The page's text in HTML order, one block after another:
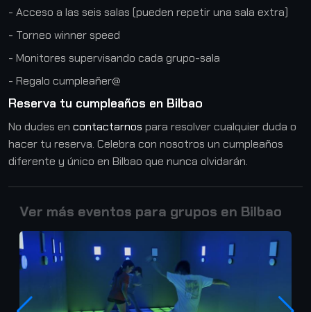
- Acceso a las seis salas (pueden repetir una sala extra)
- Torneo winner speed
- Monitores supervisando cada grupo-sala
- Regalo cumpleañer@
Reserva tu cumpleaños en Bilbao
No dudes en contactarnos para resolver cualquier duda o
hacer tu reserva. Celebra con nosotros un cumpleaños
diferente y único en Bilbao que nunca olvidarán.
Ver más eventos para grupos en Bilbao